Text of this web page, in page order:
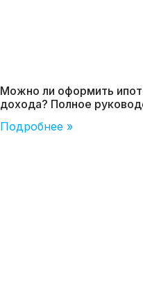
Можно ли оформить
дохода? Полное
Подробнее »